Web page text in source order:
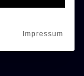
Impressum